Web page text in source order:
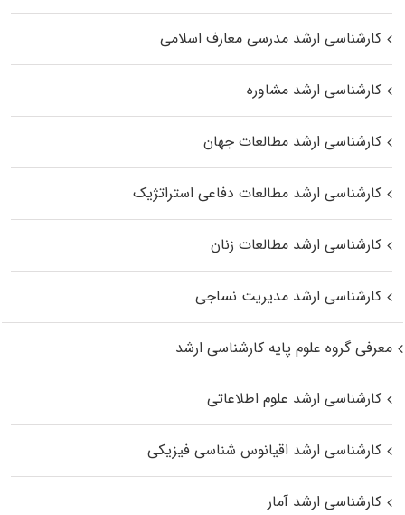
کارشناسی ارشد مدرسی معارف اسلامی
کارشناسی ارشد مشاوره
کارشناسی ارشد مطالعات جهان
کارشناسی ارشد مطالعات دفاعی استراتژیک
کارشناسی ارشد مطالعات زنان
کارشناسی ارشد مدیریت نساجی
معرفی گروه علوم پایه کارشناسی ارشد
کارشناسی ارشد علوم اطلاعاتی
کارشناسی ارشد اقیانوس‌ شناسی فیزیکی
کارشناسی ارشد آمار